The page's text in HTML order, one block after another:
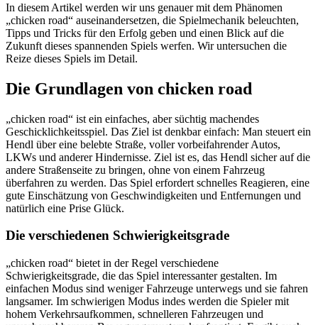
In diesem Artikel werden wir uns genauer mit dem Phänomen
„chicken road“ auseinandersetzen, die Spielmechanik beleuchten,
Tipps und Tricks für den Erfolg geben und einen Blick auf die
Zukunft dieses spannenden Spiels werfen. Wir untersuchen die
Reize dieses Spiels im Detail.
Die Grundlagen von chicken road
„chicken road“ ist ein einfaches, aber süchtig machendes
Geschicklichkeitsspiel. Das Ziel ist denkbar einfach: Man steuert ein
Hendl über eine belebte Straße, voller vorbeifahrender Autos,
LKWs und anderer Hindernisse. Ziel ist es, das Hendl sicher auf die
andere Straßenseite zu bringen, ohne von einem Fahrzeug
überfahren zu werden. Das Spiel erfordert schnelles Reagieren, eine
gute Einschätzung von Geschwindigkeiten und Entfernungen und
natürlich eine Prise Glück.
Die verschiedenen Schwierigkeitsgrade
„chicken road“ bietet in der Regel verschiedene
Schwierigkeitsgrade, die das Spiel interessanter gestalten. Im
einfachen Modus sind weniger Fahrzeuge unterwegs und sie fahren
langsamer. Im schwierigen Modus indes werden die Spieler mit
hohem Verkehrsaufkommen, schnelleren Fahrzeugen und